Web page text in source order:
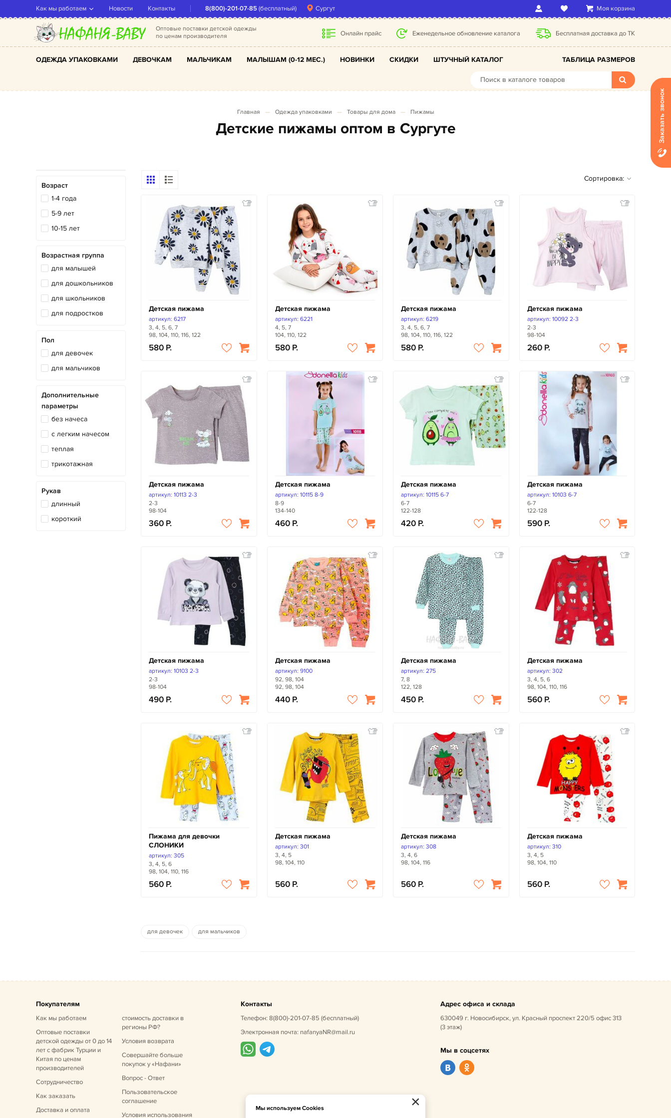
Моя корзина
Оптовые поставки детской одежды
по ценам производителя
Онлайн прайс Еженедельное обновление каталога Бесплатная доставка до ТК
ОДЕЖДА УПАКОВКАМИ ДЕВОЧКАМ МАЛЬЧИКАМ МАЛЫШАМ (0-12 МЕС.) НОВИНКИ СКИДКИ ШТУЧНЫЙ КАТАЛОГ ТАБЛИЦА РАЗМЕРОВ
Сургут
8(800)-201-07-85(бесплатный)
Как мы работаем Новости Контакты
Главная Одежда упаковками Товары для дома Пижамы
Детские пижамы оптом в Сургуте
Возраст
1-4 года
5-9 лет
10-15 лет
Возрастная группа
для малышей
для дошкольников
для школьников
для подростков
Пол
для девочек
для мальчиков
Дополнительные
параметры
без начеса
с легким начесом
теплая
трикотажная
Рукав
длинный
короткий
Сортировка:
Детская пижама
артикул: 6217
3, 4, 5, 6, 7
98, 104, 110, 116, 122
580
Детская пижама
артикул: 6221
4, 5, 7
104, 110, 122
580
Детская пижама
артикул: 6219
3, 4, 5, 6, 7
98, 104, 110, 116, 122
580
Детская пижама
артикул: 10092 2-3
2-3
98-104
260
Детская пижама
артикул: 10113 2-3
2-3
98-104
360
Детская пижама
артикул: 10115 8-9
8-9
134-140
460
Детская пижама
артикул: 10115 6-7
6-7
122-128
420
Детская пижама
артикул: 10103 6-7
6-7
122-128
590
Детская пижама
артикул: 10103 2-3
2-3
98-104
490
Детская пижама
артикул: 9100
92, 98, 104
92, 98, 104
440
Детская пижама
артикул: 275
7, 8
122, 128
450
Детская пижама
артикул: 302
3, 4, 5, 6
98, 104, 110, 116
560
Пижама для девочки
СЛОНИКИ
артикул: 305
3, 4, 5, 6
98, 104, 110, 116
560
Детская пижама
артикул: 301
3, 4, 5
98, 104, 110
560
Детская пижама
артикул: 308
3, 4, 6
98, 104, 116
560
Детская пижама
артикул: 310
3, 4, 5
98, 104, 110
560
для девочек для мальчиков
Покупателям
Как мы работаем
Оптовые поставки
детской одежды от 0 до 14
летс фабрик Турции и
Китая по ценам
производителей
Сотрудничество
Как заказать
Доставка и оплата
стоимость доставки в
регионы РФ?
Условия возврата
Совершайте больше
покупок у «Нафани»
Вопрос - Ответ
Пользовательское
соглашение
Условия использования
Контакты
Телефон: 8(800)-201-07-85 (бесплатный)
Электронная почта: nafanyaNR@mail.ru
Адрес офиса и склада
630049 г. Новосибирск, ул. Красный проспект 220/5 офис 313
(3 этаж)
Мы в соцсетях
×
Мы используем Cookies
Заказать звонок